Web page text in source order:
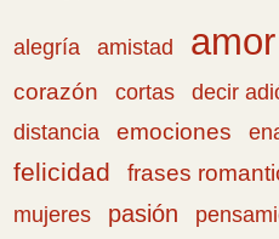
alegría amistad amor
corazón
cortas decir
distancia emociones
felicidad frases
mujeres
pasión